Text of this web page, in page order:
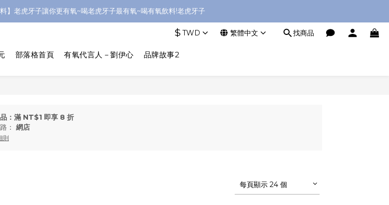
】老虎牙子讓你更有氧~喝老虎牙子最有氧~喝有氧飲料!老虎牙子
$ TWD 繁體中文 找商品
部落格首頁 有氧代言人－劉伊心 品牌故事2
：滿 NT$1 即享 8 折
： 網店
則
每頁顯示 24 個